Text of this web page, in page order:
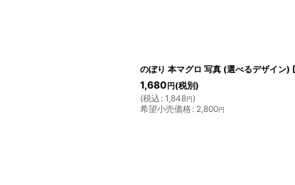
のぼり 本マグロ 写真 (選べるデザイン) [
1,680 円 (税別)
(税込 : 1,848円)
希望小売価格: 2,800円